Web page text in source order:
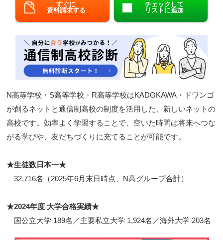
閉じる
すぐに
資料請求する
チェックして
リストに追加
N高等学校・S高等学校・R高等学校はKADOKAWA・ドワンゴ
が創るネットと通信制高校の制度を活用した、新しいネットの
高校です。効率よく学習することで、空いた時間は将来へつな
がる学びや、友だちづくりに充てることが可能です。
★生徒数日本一★
32,716名（2025年6月末日時点、N高グループ合計）
★2024年度 大学合格実績★
国公立大学 189名／主要私立大学 1,924名／海外大学 203名